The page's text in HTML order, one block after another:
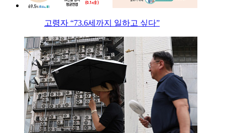
고령자 “73.6세까지 일하고 싶다”